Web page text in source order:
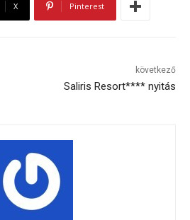
X Pinterest
következő
Saliris Resort**** nyitás